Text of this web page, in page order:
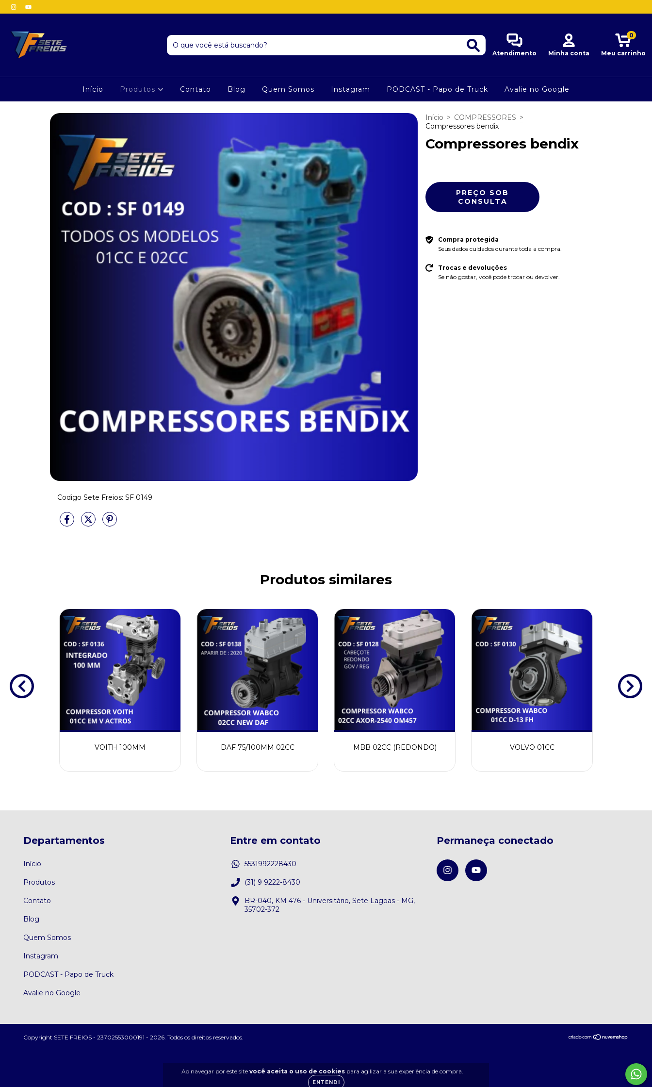
Atendimento Minha conta Meu carrinho
0
Início Produtos Contato Blog Quem Somos Instagram PODCAST - Papo de Truck Avalie no Google
Ao navegar por este site você aceita o uso de cookiespara agilizar a sua experiência de compra.
ENTENDI
Codigo Sete Freios: SF 0149
Início > COMPRESSORES >
Compressores bendix
Compressores bendix
Compra protegida
Seus dados cuidados durante toda a compra.
Trocas e devoluções
Se não gostar, você pode trocar ou devolver.
Produtos similares
VOITH 100MM DAF 75/100MM 02CC MBB 02CC (REDONDO) VOLVO 01CC
Departamentos
Início
Produtos
Contato
Blog
Quem Somos
Instagram
PODCAST - Papo de Truck
Avalie no Google
Entre em contato
5531992228430
(31) 9 9222-8430
BR-040, KM 476 - Universitário, Sete Lagoas - MG,
35702-372
Permaneça conectado
Copyright SETE FREIOS - 23702553000191 - 2026. Todos os direitos reservados.